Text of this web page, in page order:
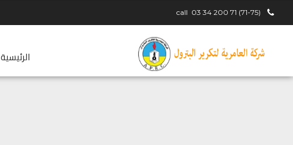
(71-75) 71 200 34 03
call
الرئيسية